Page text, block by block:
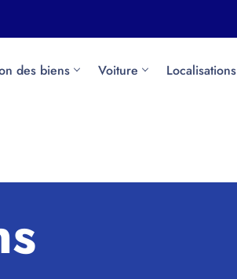
des biens Voiture Localisations